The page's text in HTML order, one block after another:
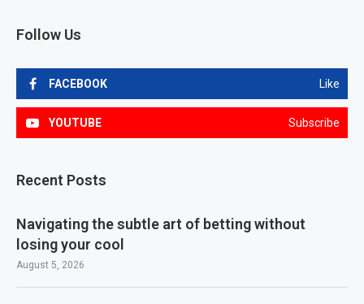
Follow Us
FACEBOOK Like
YOUTUBE Subscribe
Recent Posts
Navigating the subtle art of betting without
losing your cool
August 5, 2026